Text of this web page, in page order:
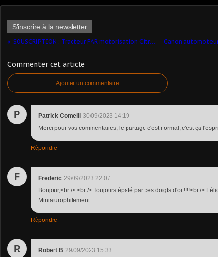
S'inscrire à la newsletter
SOUSCRIPTION : Tracteur FAR motorisation Citroën (Haxo Modele - 1/43)
Commenter cet article
Ajouter un commentaire
P Patrick Comelli 30/09/2023 14:19
Merci pour vos commentaires, le partage c'est normal, c'est ça
Répondre
F Frederic 29/09/2023 22:07
Bonjour,<br /> <br /> Toujours épaté par ces doigts d'or !!!!<br />
Miniaturophilement
Répondre
R Robert B 29/09/2023 15:33